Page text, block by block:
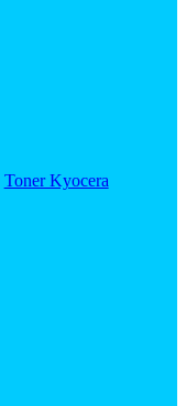
Toner Kyocera